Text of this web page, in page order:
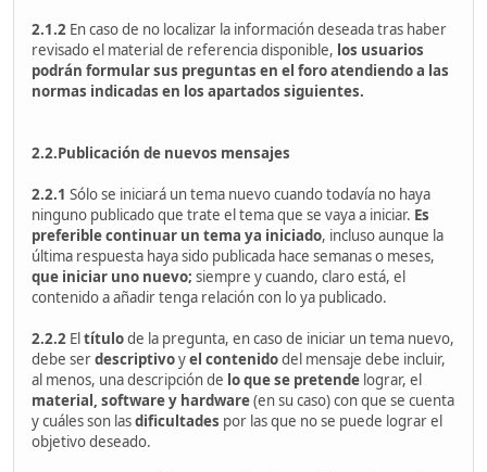
2.1.2 En caso de no localizar la información deseada tras haber
revisado el material de referencia disponible, los usuarios
podrán formular sus preguntas en el foro atendiendo a las
normas indicadas en los apartados siguientes.
2.2.Publicación de nuevos mensajes
2.2.1 Sólo se iniciará un tema nuevo cuando todavía no haya
ninguno publicado que trate el tema que se vaya a iniciar. Es
preferible continuar un tema ya iniciado, incluso aunque la
última respuesta haya sido publicada hace semanas o meses,
que iniciar uno nuevo; siempre y cuando, claro está, el
contenido a añadir tenga relación con lo ya publicado.
2.2.2 El títulode la pregunta, en caso de iniciar un tema nuevo,
debe serdescriptivoyel contenidodel mensaje debe incluir,
al menos, una descripción de lo que se pretende lograr, el
material, software y hardware(en su caso) con que se cuenta
y cuáles son lasdificultades por las que no se puede lograr el
objetivo deseado.